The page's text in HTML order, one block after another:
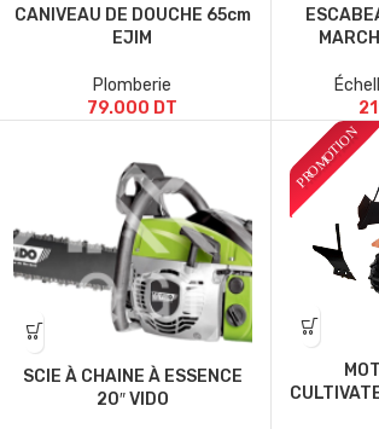
CANIVEAU DE DOUCHE 65cm
EJIM
Plomberie
79.000 DT
SCIE À CHAINE À ESSENCE
20″ VIDO